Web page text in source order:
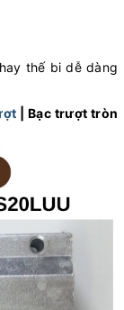
thế bi dễ dàng
| Bạc trượt tròn